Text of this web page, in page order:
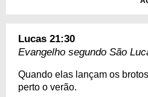
Lucas 21:30
Evangelho segundo São
Quando elas lançam os
perto o verão.